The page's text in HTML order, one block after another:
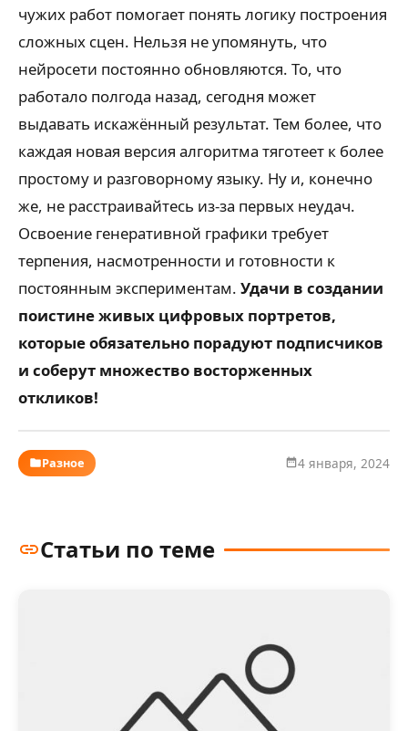
чужих работ помогает понять логику построения
сложных сцен. Нельзя не упомянуть, что
нейросети постоянно обновляются. То, что
работало полгода назад, сегодня может
выдавать искажённый результат. Тем более, что
каждая новая версия алгоритма тяготеет к более
простому и разговорному языку. Ну и, конечно
же, не расстраивайтесь из-за первых неудач.
Освоение генеративной графики требует
терпения, насмотренности и готовности к
постоянным экспериментам. Удачи в создании
поистине живых цифровых портретов,
которые обязательно порадуют подписчиков
и соберут множество восторженных
откликов!
Разное 4 января, 2024
Статьи по теме